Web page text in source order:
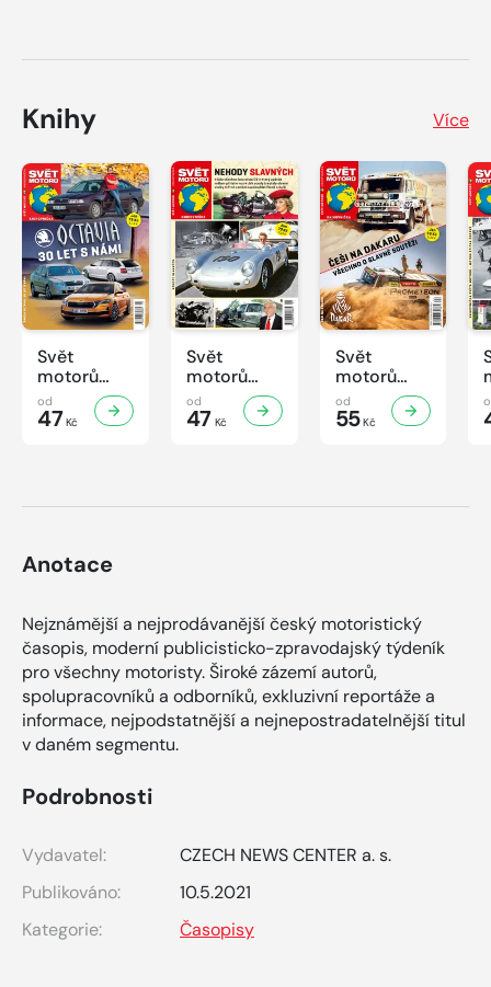
Knihy Více
Svět
motorů
Knihovnička
2/2026
od
47 Kč
Svět
motorů
Knihovnička
1/2026
od
47 Kč
Svět
motorů
Knihovnička
4/2025
od
55Kč
Anotace
Nejznámější a nejprodávanější český motoristický
časopis, moderní publicisticko-zpravodajský týdeník
pro všechny motoristy. Široké zázemí autorů,
spolupracovníků a odborníků, exkluzivní reportáže a
informace, nejpodstatnější a nejnepostradatelnější titul
v daném segmentu.
Podrobnosti
Vydavatel:
CZECH NEWS CENTER a. s.
Publikováno:
10.5.2021
Kategorie:
Časopisy